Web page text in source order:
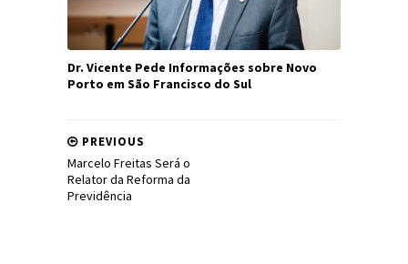
Dr. Vicente Pede Informações sobre Novo
Porto em São Francisco do Sul
PREVIOUS
Marcelo Freitas Será o
Relator da Reforma da
Previdência